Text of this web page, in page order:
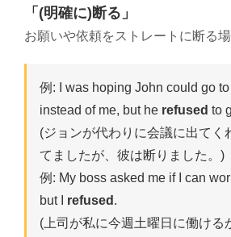
「(明確に)断る」
お願いや依頼をストレートに断る
例: I was hoping John could go
instead of me, but he refused to
(ジョンが代わりに会議に出てく
てましたが、彼は断りました。)
例: My boss asked me if I can
but I refused .
(上司が私に今週土曜日に働ける